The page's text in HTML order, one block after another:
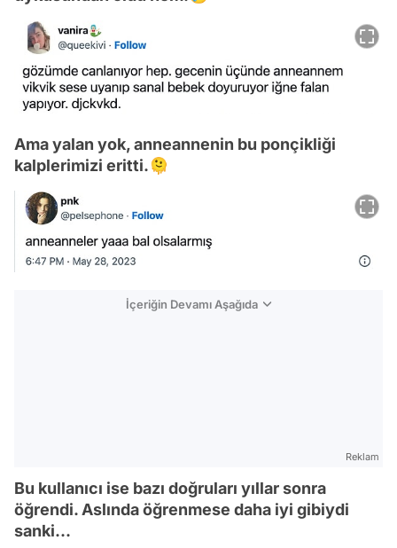
Ama yalan yok, anneannenin bu ponçikliği
kalplerimizi eritti.🫠
İçeriğin Devamı Aşağıda
Reklam
Bu kullanıcı ise bazı doğruları yıllar sonra
öğrendi. Aslında öğrenmese daha iyi gibiydi
sanki...